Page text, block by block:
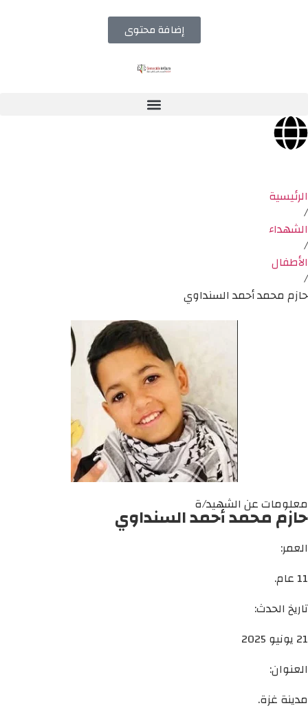
إضافة محتوى
الرئيسية
/
الشهداء
/
الأطفال
/
حازم محمد أحمد السنداوي
معلومات عن الشهيد/ة
حازم محمد أحمد السنداوي
العمر:
11 عام.
تاريخ الحدث:
21 يونيو 2025
العنوان:
مدينة غزة.